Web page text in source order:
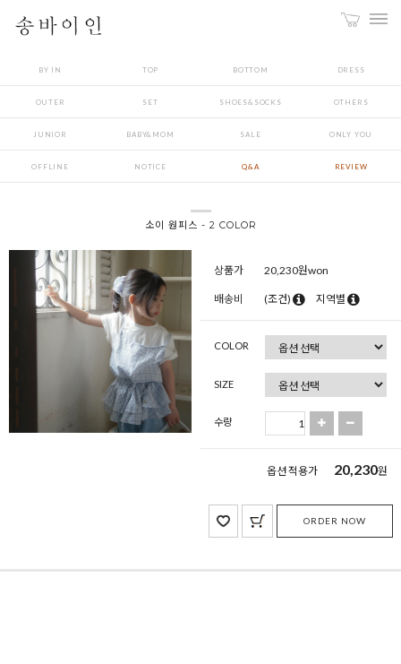
BY IN TOP BOTTOM DRESS
OUTER SET SHOES&SOCKS OTHERS
JUNIOR BABY&MOM SALE ONLY YOU
OFFLINE NOTICE Q&A REVIEW
소이 원피스 - 2 COLOR
상품가 20,230원won
배송비 (조건) 지역별
COLOR
SIZE
수량
옵션 적용가 20,230원
ORDER NOW